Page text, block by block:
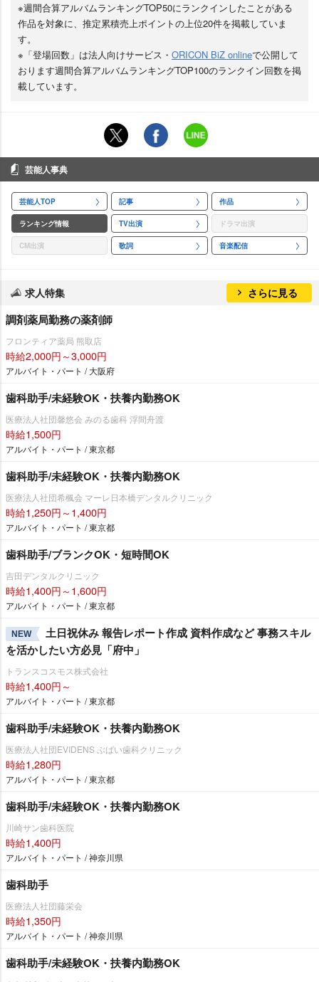
※週間合算アルバムランキングTOP50にランクインしたことがある
作品を対象に、推定累積売上ポイントの上位20件を掲載していま
す。
※「登場回数」は法人向けサービス・ ORICON BiZ onlineで公開して
おります週間合算アルバムランキングTOP100のランクイン回数を掲
載しています。
芸能人事典
芸能人TOP 記事 作品
ランキング情報 TV出演 ドラマ出演
CM出演 歌詞 音楽配信
求人特集 さらに見る
調剤薬局勤務の薬剤師
フロンティア薬局 熊取店
時給2,000円～3,000円
アルバイト・パート / 大阪府
歯科助手/未経験OK・扶養内勤務OK
医療法人社団馨悠会 みのる歯科 浮間舟渡
時給1,500円
アルバイト・パート / 東京都
歯科助手/未経験OK・扶養内勤務OK
医療法人社団希楓会 マーレ日本橋デンタルクリニック
時給1,250円～1,400円
アルバイト・パート / 東京都
歯科助手/ブランクOK・短時間OK
吉田デンタルクリニック
時給1,400円～1,600円
アルバイト・パート / 東京都
NEW
土日祝休み 報告レポート作成 資料作成など 事務スキル
を活かしたい方必見「府中」
トランスコスモス株式会社
時給1,400円～
アルバイト・パート / 東京都
歯科助手/未経験OK・扶養内勤務OK
医療法人社団EVIDENS ぶばい歯科クリニック
時給1,280円
アルバイト・パート / 東京都
歯科助手/未経験OK・扶養内勤務OK
川崎サン歯科医院
時給1,400円
アルバイト・パート / 神奈川県
歯科助手
医療法人社団藤栄会
時給1,350円
アルバイト・パート / 神奈川県
歯科助手/未経験OK・扶養内勤務OK